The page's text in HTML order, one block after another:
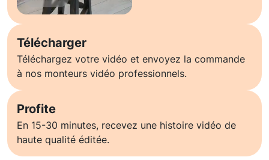
Télécharger
Téléchargez votre vidéo et envoyez la commande
à nos monteurs vidéo professionnels.
Profite
En 15-30 minutes, recevez une histoire vidéo de
haute qualité éditée.